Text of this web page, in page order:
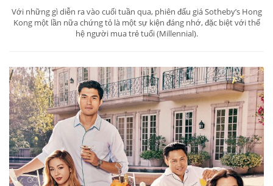
Với những gì diễn ra vào cuối tuần qua, phiên đấu giá Sotheby’s Hong
Kong một lần nữa chứng tỏ là một sự kiện đáng nhớ, đặc biệt với thế
hệ người mua trẻ tuổi (Millennial).